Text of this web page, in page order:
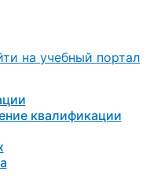
на учебный портал
квалификации